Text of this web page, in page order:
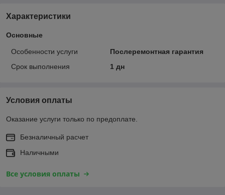
Характеристики
Основные
Особенности услуги
Послеремонтная гарантия
Срок выполнения
1 дн
Условия оплаты
Оказание услуги только по предоплате.
Безналичный расчет
Наличными
Все условия оплаты